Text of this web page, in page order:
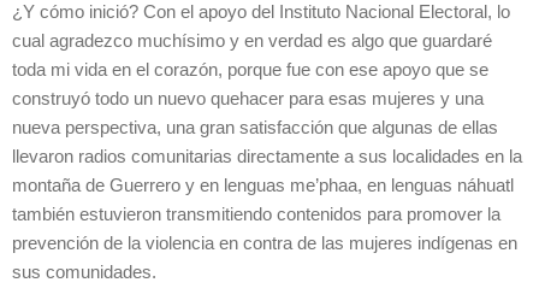
¿Y cómo inició? Con el apoyo del Instituto Nacional Electoral, lo
cual agradezco muchísimo y en verdad es algo que guardaré
toda mi vida en el corazón, porque fue con ese apoyo que se
construyó todo un nuevo quehacer para esas mujeres y una
nueva perspectiva, una gran satisfacción que algunas de ellas
llevaron radios comunitarias directamente a sus localidades en la
montaña de Guerrero y en lenguas me’phaa, en lenguas náhuatl
también estuvieron transmitiendo contenidos para promover la
prevención de la violencia en contra de las mujeres indígenas en
sus comunidades.